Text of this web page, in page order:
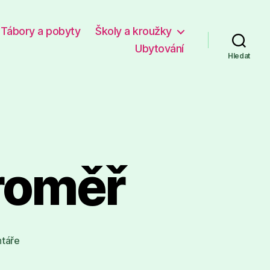
Tábory a pobyty
Školy a kroužky
Ubytování
Hledat
u